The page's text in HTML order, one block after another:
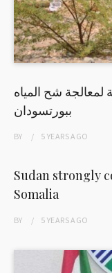
شح المياه
ببورتسودان
BY 5 YEARSAGO
Sudan strongly
Somalia
BY 5 YEARSAGO